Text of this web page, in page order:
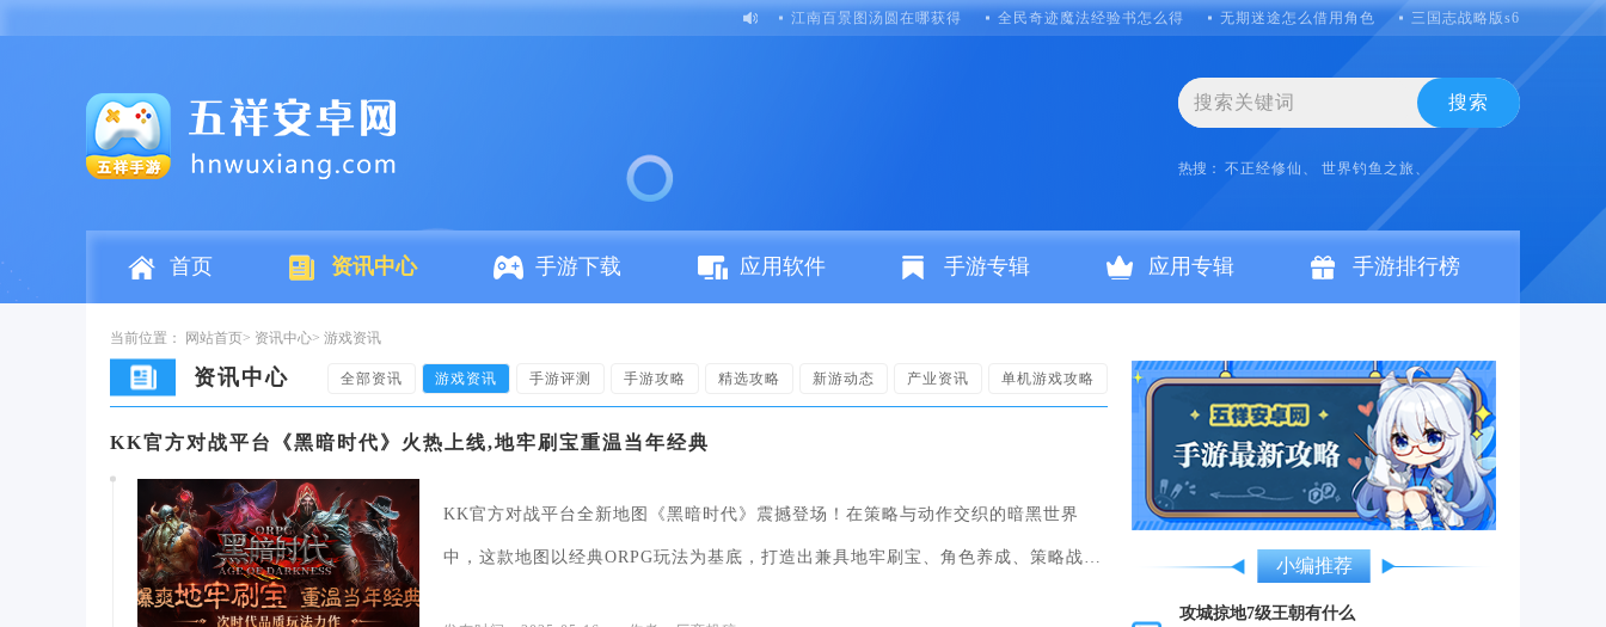
江南百景图汤圆在哪获得 全民奇迹魔法经验书怎么得 无期迷途怎么借用角色 三国志战略版s6怎么克制吴
搜索
热搜： 不正经修仙、 世界钓鱼之旅、
首页 资讯中心 手游下载 应用软件 手游专辑 应用专辑 手游排行榜
当前位置： 网站首页 资讯中心 游戏资讯
资讯中心 全部资讯 游戏资讯 手游评测 手游攻略 精选攻略 新游动态 产业资讯 单机游戏攻略
KK官方对战平台《黑暗时代》火热上线,地牢刷宝重温当年经典
KK官方对战平台全新地图《黑暗时代》震撼登场！在策略与动作交织的暗黑世界
中，这款地图以经典ORPG玩法为基底，打造出兼具地牢刷宝、角色养成、策略战斗 小编推荐
攻城掠地7级王朝有什么